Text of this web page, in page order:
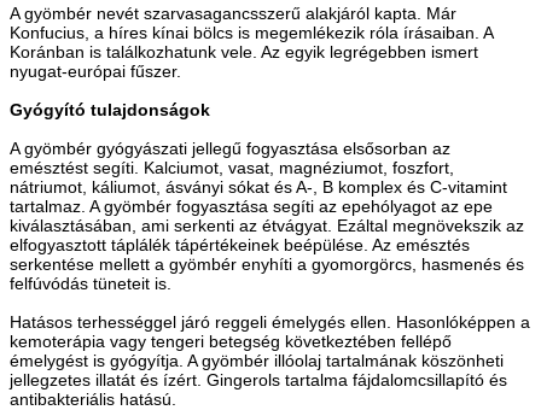
A gyömbér nevét szarvasagancsszerű alakjáról kapta. Már
Konfucius, a híres kínai bölcs is megemlékezik róla írásaiban. A
Koránban is találkozhatunk vele. Az egyik legrégebben ismert
nyugat-európai fűszer.
Gyógyító tulajdonságok
A gyömbér gyógyászati jellegű fogyasztása elsősorban az
emésztést segíti. Kalciumot, vasat, magnéziumot, foszfort,
nátriumot, káliumot, ásványi sókat és A-, B komplex és C-vitamint
tartalmaz. A gyömbér fogyasztása segíti az epehólyagot az epe
kiválasztásában, ami serkenti az étvágyat. Ezáltal megnövekszik az
elfogyasztott táplálék tápértékeinek beépülése. Az emésztés
serkentése mellett a gyömbér enyhíti a gyomorgörcs, hasmenés és
felfúvódás tüneteit is.
Hatásos terhességgel járó reggeli émelygés ellen. Hasonlóképpen a
kemoterápia vagy tengeri betegség következtében fellépő
émelygést is gyógyítja. A gyömbér illóolaj tartalmának köszönheti
jellegzetes illatát és ízért. Gingerols tartalma fájdalomcsillapító és
antibakteriális hatású.